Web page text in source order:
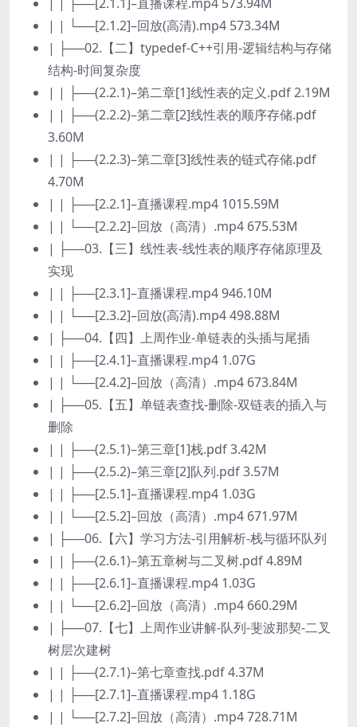
| | └──[2.1.2]–回放(高清).mp4 573.34M
| ├──02.【二】typedef-C++引用-逻辑结构与存储
结构-时间复杂度
| | ├──(2.2.1)–第二章[1]线性表的定义.pdf 2.19M
| | ├──(2.2.2)–第二章[2]线性表的顺序存储.pdf
3.60M
| | ├──(2.2.3)–第二章[3]线性表的链式存储.pdf
4.70M
| | ├──[2.2.1]–直播课程.mp4 1015.59M
| | └──[2.2.2]–回放（高清）.mp4 675.53M
| ├──03.【三】线性表-线性表的顺序存储原理及
实现
| | ├──[2.3.1]–直播课程.mp4 946.10M
| | └──[2.3.2]–回放(高清).mp4 498.88M
| ├──04.【四】上周作业-单链表的头插与尾插
| | ├──[2.4.1]–直播课程.mp4 1.07G
| | └──[2.4.2]–回放（高清）.mp4 673.84M
| ├──05.【五】单链表查找-删除-双链表的插入与
删除
| | ├──(2.5.1)–第三章[1]栈.pdf 3.42M
| | ├──(2.5.2)–第三章[2]队列.pdf 3.57M
| | ├──[2.5.1]–直播课程.mp4 1.03G
| | └──[2.5.2]–回放（高清）.mp4 671.97M
| ├──06.【六】学习方法-引用解析-栈与循环队列
| | ├──(2.6.1)–第五章树与二叉树.pdf 4.89M
| | ├──[2.6.1]–直播课程.mp4 1.03G
| | └──[2.6.2]–回放（高清）.mp4 660.29M
| ├──07.【七】上周作业讲解-队列-斐波那契-二叉
树层次建树
| | ├──(2.7.1)–第七章查找.pdf 4.37M
| | ├──[2.7.1]–直播课程.mp4 1.18G
| | └──[2.7.2]–回放（高清）.mp4 728.71M